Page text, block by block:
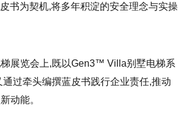
书为契机,将多年积淀的安全理念与实操
展览会上,既以Gen3™ Villa别墅电梯系
过牵头编撰蓝皮书践行企业责任,推动
动能。